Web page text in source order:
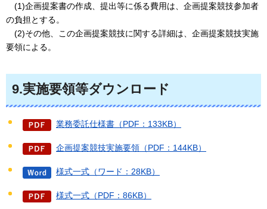
(1)企画提案書の作成、提出等に係る費用は、企画提案競技参加者
の負担とする。
(2)その他、この企画提案競技に関する詳細は、企画提案競技実施
要領による。
9.実施要領等ダウンロード
業務委託仕様書（PDF：133KB）
企画提案競技実施要領（PDF：144KB）
様式一式（ワード：28KB）
様式一式（PDF：86KB）